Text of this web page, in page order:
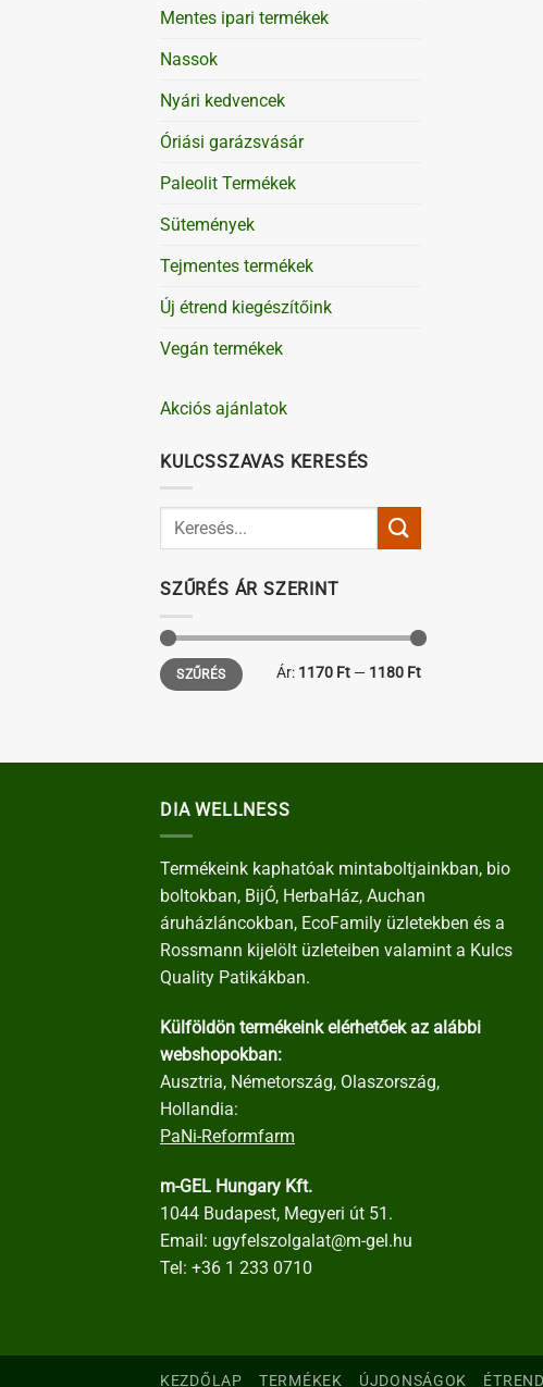
Mentes ipari termékek
Nassok
Nyári kedvencek
Óriási garázsvásár
Paleolit Termékek
Sütemények
Tejmentes termékek
Új étrend kiegészítőink
Vegán termékek
Akciós ajánlatok
KULCSSZAVAS KERESÉS
SZŰRÉS ÁR SZERINT
Min
ár
Max
ár
SZŰRÉS Ár: 1170 Ft — 1180 Ft
DIA WELLNESS
Termékeink kaphatóak mintaboltjainkban, bio
boltokban, BijÓ, HerbaHáz, Auchan
áruházláncokban, EcoFamily üzletekben és a
Rossmann kijelölt üzleteiben valamint a Kulcs
Quality Patikákban.
Külföldön termékeink elérhetőek az alábbi
webshopokban:
Ausztria, Németország, Olaszország,
Hollandia:
PaNi-Reformfarm
m-GEL Hungary Kft.
1044 Budapest, Megyeri út 51.
Email: ugyfelszolgalat@m-gel.hu
Tel: +36 1 233 0710
KEZDŐLAP TERMÉKEK ÚJDONSÁGOK